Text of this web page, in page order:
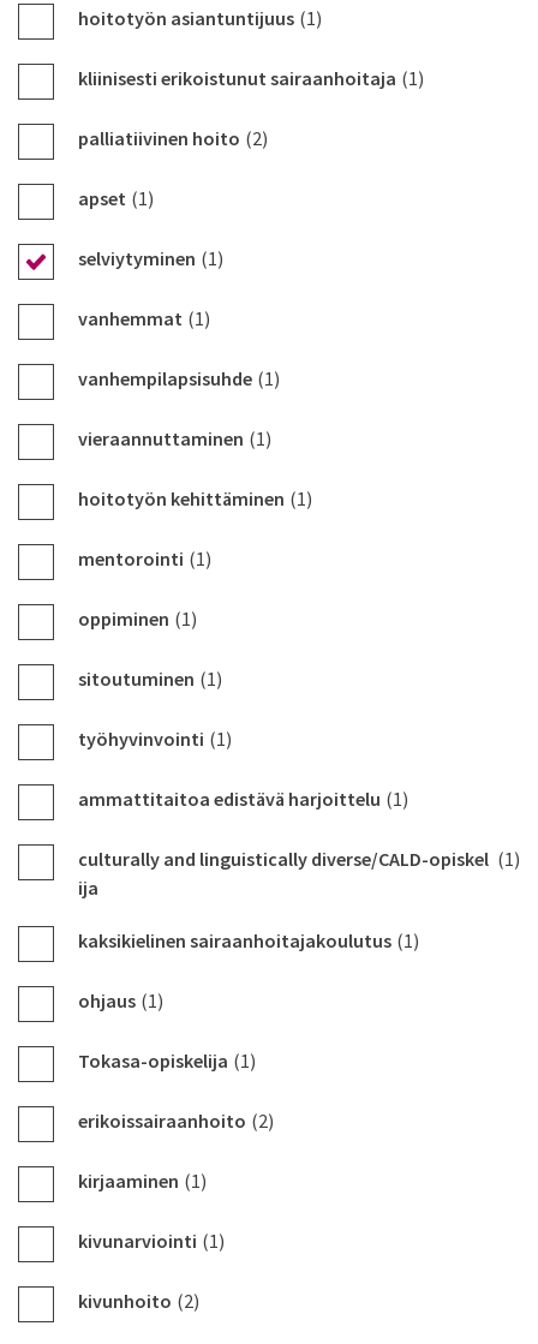
hoitotyön asiantuntijuus (1)
kliinisesti erikoistunut sairaanhoitaja (1)
palliatiivinen hoito (2)
apset (1)
selviytyminen (1)
vanhemmat (1)
vanhempilapsisuhde (1)
vieraannuttaminen (1)
hoitotyön kehittäminen (1)
mentorointi (1)
oppiminen (1)
sitoutuminen (1)
työhyvinvointi (1)
ammattitaitoa edistävä harjoittelu (1)
culturally and linguistically diverse/CALD-opiskel
ija
(1)
kaksikielinen sairaanhoitajakoulutus (1)
ohjaus (1)
Tokasa-opiskelija (1)
erikoissairaanhoito (2)
kirjaaminen (1)
kivunarviointi (1)
kivunhoito (2)